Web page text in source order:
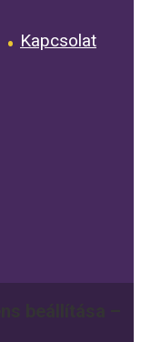
Kapcsolat